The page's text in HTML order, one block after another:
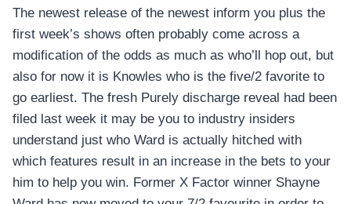
The newest release of the newest inform you plus the
first week’s shows often probably come across a
modification of the odds as much as who’ll hop out, but
also for now it is Knowles who is the five/2 favorite to
go earliest. The fresh Purely discharge reveal had been
filed last week it may be you to industry insiders
understand just who Ward is actually hitched with
which features result in an increase in the bets to your
him to help you win. Former X Factor winner Shayne